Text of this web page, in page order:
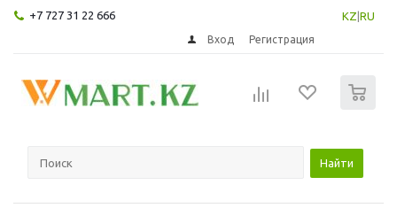
+7 727 31 22 666 KZ RU
Вход Регистрация
Найти